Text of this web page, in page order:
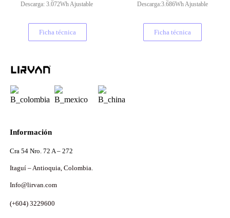
Descarga: 3.072Wh Ajustable
Ficha técnica
Descarga:3.686Wh Ajustable
Ficha técnica
Información
Cra 54 Nro. 72 A – 272
Itaguí – Antioquia, Colombia.
Info@lirvan.com
(+604) 3229600